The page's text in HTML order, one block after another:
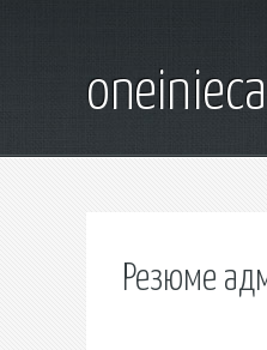
Резюме